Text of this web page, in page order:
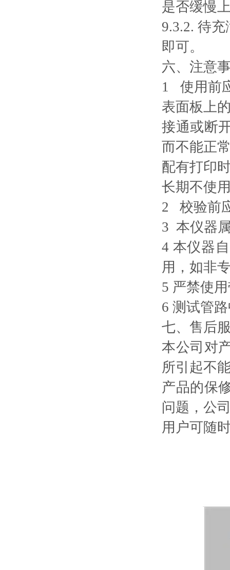
是否缓慢
9.3.2. 待
即可。
六、注意
1 使用前
表面板上
接通或断
而不能正
配有打印
长期不使
2 校验前
3 本仪器
4 本仪器
用，如非
5 严禁使
6 测试管
七、售后
本公司对
所引起不
产品的保
问题，公
用户可随